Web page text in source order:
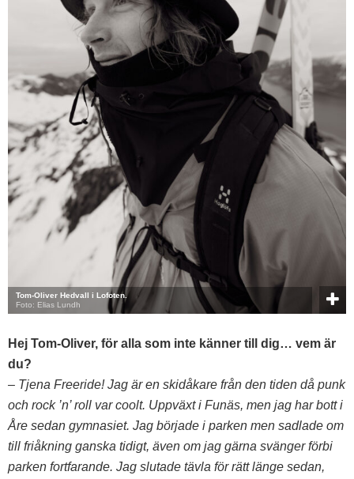
Tom-Oliver Hedvall i Lofoten.
Foto: Elias Lundh
Hej Tom-Oliver, för alla som inte känner till dig… vem är
du?
– Tjena Freeride! Jag är en skidåkare från den tiden då punk
och rock ’n’ roll var coolt. Uppväxt i Funäs, men jag har bott i
Åre sedan gymnasiet. Jag började i parken men sadlade om
till friåkning ganska tidigt, även om jag gärna svänger förbi
parken fortfarande. Jag slutade tävla för rätt länge sedan,